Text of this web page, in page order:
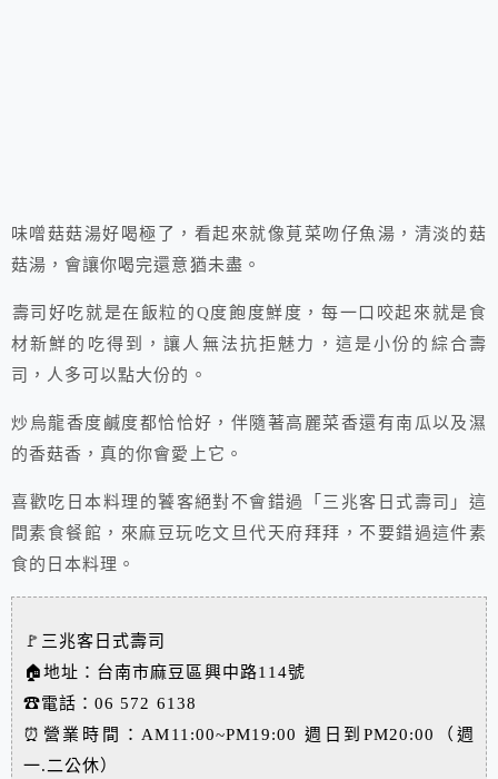
味噌菇菇湯好喝極了，看起來就像莧菜吻仔魚湯，清淡的菇
菇湯，會讓你喝完還意猶未盡。
壽司好吃就是在飯粒的Q度飽度鮮度，每一口咬起來就是食
材新鮮的吃得到，讓人無法抗拒魅力，這是小份的綜合壽
司，人多可以點大份的。
炒烏龍香度鹹度都恰恰好，伴隨著高麗菜香還有南瓜以及濕
的香菇香，真的你會愛上它。
喜歡吃日本料理的饕客絕對不會錯過「三兆客日式壽司」這
間素食餐館，來麻豆玩吃文旦代天府拜拜，不要錯過這件素
食的日本料理。
🚩三兆客日式壽司
🏠地址：台南市麻豆區興中路114號
☎電話：06 572 6138
⏰營業時間：AM11:00~PM19:00 週日到PM20:00（週
一.二公休）